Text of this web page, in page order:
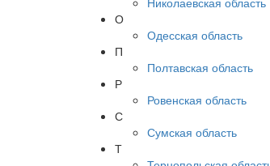
О
Одесская область
П
Полтавская область
Р
Ровенская область
С
Сумская область
Т